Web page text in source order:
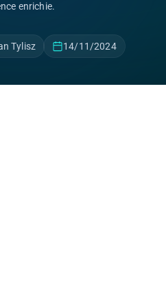
enrichie.
Tylisz 14/11/2024